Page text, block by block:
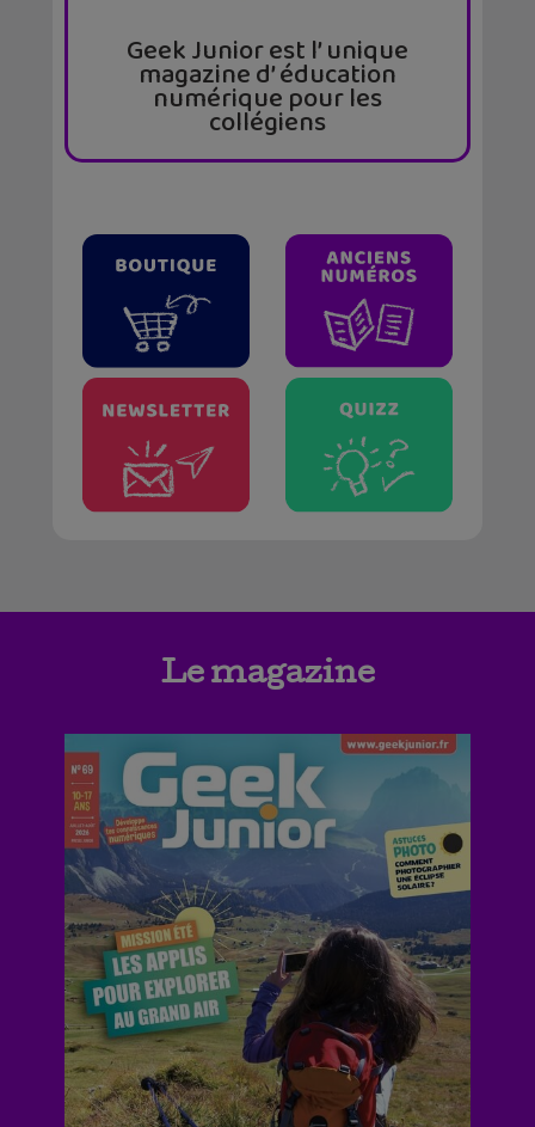
Geek Junior est l’ unique
magazine d’ éducation
numérique pour les
collégiens
Le magazine